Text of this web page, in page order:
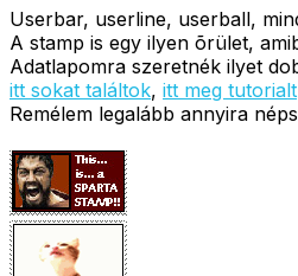
Userbar, userline, userball,
A stamp is egy ilyen õrület,
Adatlapomra szeretnék ilyet
itt sokat találtok, itt meg tutorialt
Remélem legalább annyira